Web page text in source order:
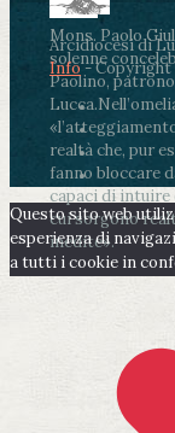
Mons. Paolo
solenne
Paolino,
Lucca.
realtà che, pur
fanno bloccare
capaci di intuire
cui sorgono
inedite».
Arcidiocesi di
Info- Copyright
Questo sito web
esperienza di
a tutti i cookie in